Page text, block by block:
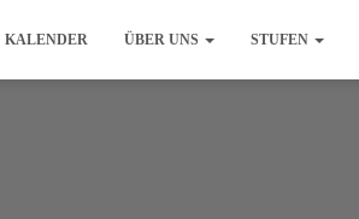
KALENDER ÜBER UNS STUFEN